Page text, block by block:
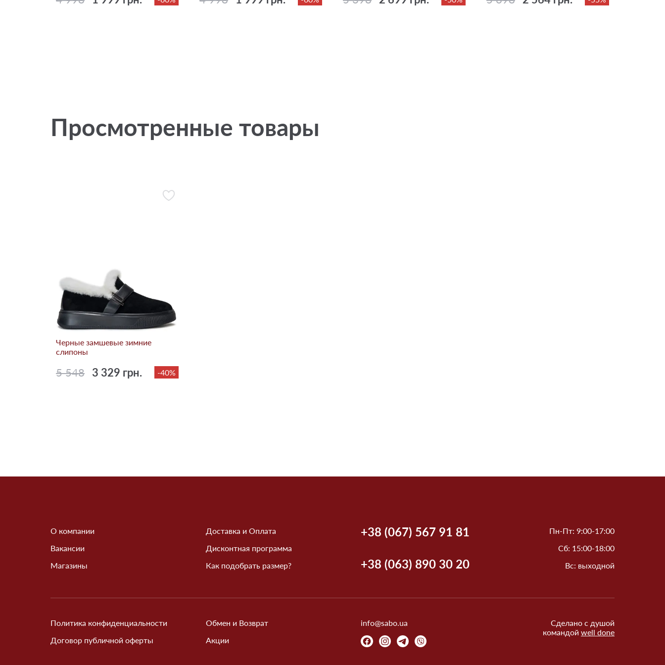
Просмотренные товары
Черные замшевые зимние
слипоны
5 548 3 329 грн. -40%
О компании
Вакансии
Магазины
Доставка и Оплата
Дисконтная программа
Как подобрать размер?
Политика конфиденциальности
Договор публичной оферты
Обмен и Возврат
Акции
+38 (067) 567 91 81
+38 (063) 890 30 20
Пн-Пт: 9:00-17:00
Сб: 15:00-18:00
Вс: выходной
info@sabo.ua
Сделано с душой
командой well done